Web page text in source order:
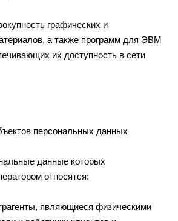
графических и
а также программ для ЭВМ
их доступность в сети
персональных данных
данные которых
относятся:
являющиеся физическими